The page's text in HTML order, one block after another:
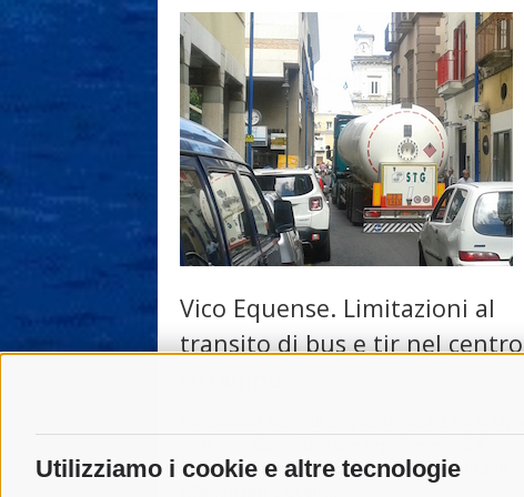
Utilizziamo i cookie e altre tecnologie
Vico Equense. Limitazioni al
transito di bus e tir nel centro
passaggio dei mezzi pesanti che trasportano